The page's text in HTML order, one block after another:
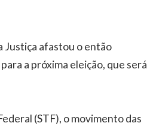
Justiça afastou o então
a próxima eleição, que será
(STF), o movimento das